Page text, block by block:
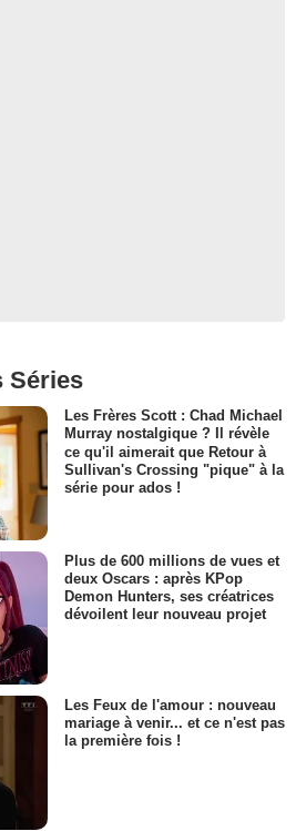
Séries
Les Frères Scott : Chad Michael
Murray nostalgique ? Il révèle
ce qu'il aimerait que Retour à
Sullivan's Crossing "pique" à la
série pour ados !
Plus de 600 millions de vues et
deux Oscars : après KPop
Demon Hunters, ses créatrices
dévoilent leur nouveau projet
Les Feux de l'amour : nouveau
mariage à venir... et ce n'est pas
la première fois !